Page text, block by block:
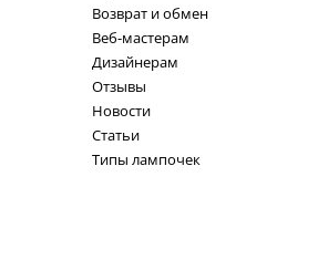
Возврат и обмен
Веб-мастерам
Дизайнерам
Отзывы
Новости
Статьи
Типы лампочек